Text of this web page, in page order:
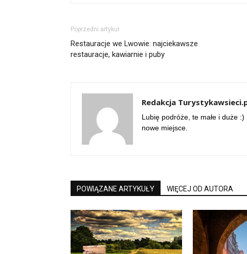
Poprzedni artykuł
Restauracje we Lwowie: najciekawsze
restauracje, kawiarnie i puby
Redakcja
Lubię podróże, te małe i duże
nowe miejsce.
POWIĄZANE ARTYKUŁY WIĘCEJ OD AUTORA